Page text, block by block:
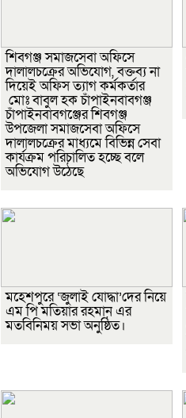
শিবগঞ্জ সমাজসেবা অফিসে
দালালচক্রের অভিযোগ, বক্তব্য না
দিয়েই অফিস ত্যাগ কর্মকর্তার
মোঃ বাবুল হক চাঁপাইনবাবগঞ্জ
চাঁপাইনবাবগঞ্জের শিবগঞ্জ
উপজেলা সমাজসেবা অফিসে
দালালচক্রের মাধ্যমে বিভিন্ন সেবা
কার্যক্রম পরিচালিত হচ্ছে বলে
অভিযোগ উঠেছে
মহেশপুরে ‘জুলাই যোদ্ধা’দের নিয়ে
এম পি মতিয়ার রহমান এর
মতবিনিময় সভা অনুষ্ঠিত।